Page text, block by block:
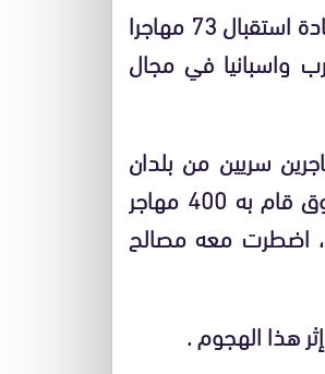
وأعلن مصدر بوزارة الداخلية أن السلطات المغربية قبلت يوم الخميس إعادة استقبال 73 مهاجرا
واسبانيا في مجال
سريين من بلدان
جنوب الصحراء قتلوا الليلة الماضية خلال هجوم اتسم بعنف غير مسبوق قام به 400 مهاجر
، اضطرت معه مصالح